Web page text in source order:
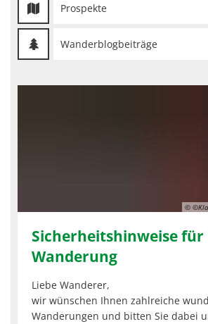
Prospekte
Wanderblogbeiträge
©
Sicherheitshinweise
Wanderung
Liebe Wanderer,
wir wünschen Ihnen zahlreiche
Wanderungen und bitten Sie dabei